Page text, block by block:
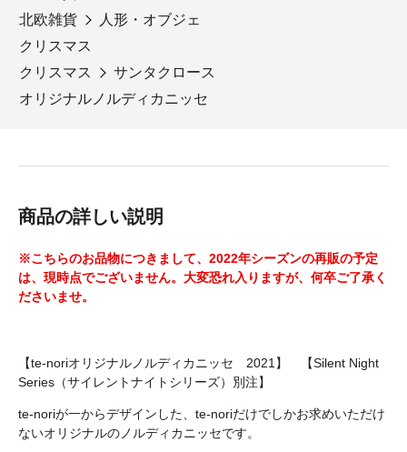
北欧雑貨
人形・オブジェ
クリスマス
クリスマス
サンタクロース
オリジナルノルディカニッセ
商品の詳しい説明
※こちらのお品物につきまして、2022年シーズンの再販の予定
は、現時点でございません。大変恐れ入りますが、何卒ご了承く
ださいませ。
【te-noriオリジナルノルディカニッセ 2021】 【Silent Night
Series（サイレントナイトシリーズ）別注】
te-noriが一からデザインした、te-noriだけでしかお求めいただけ
ないオリジナルのノルディカニッセです。